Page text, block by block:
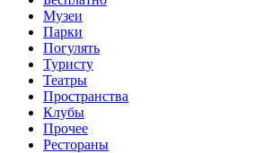
Музеи
Парки
Погулять
Туристу
Театры
Пространства
Клубы
Прочее
Рестораны